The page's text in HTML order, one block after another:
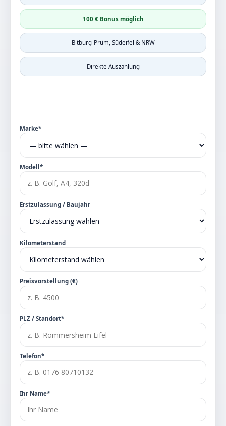
100 € Bonus möglich
Bitburg-Prüm, Südeifel & NRW
Direkte Auszahlung
Marke*
Modell*
Erstzulassung / Baujahr
Kilometerstand
Preisvorstellung (€)
PLZ / Standort*
Telefon*
Ihr Name*